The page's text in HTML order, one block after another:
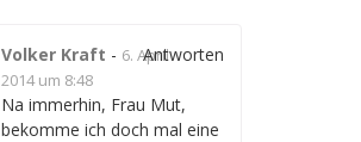
Volker Kraft - 6. April
2014 um 8:48
Na immerhin, Frau Mut,
bekomme ich doch mal eine
Antworten